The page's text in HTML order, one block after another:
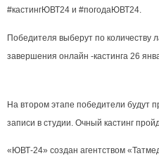
#кастингЮВТ24 и #погодаЮВТ24.
Победителя выберут по количеству
завершения онлайн -кастинга 26
На втором этапе победители будут
записи в студии. Очный кастинг
«ЮВТ-24» создан агентством